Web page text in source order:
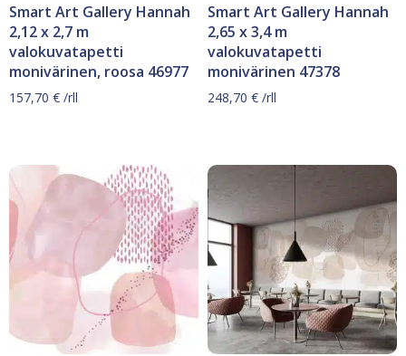
Smart Art Gallery Hannah
2,12 x 2,7 m
valokuvatapetti
monivärinen, roosa 46977
157,70 € /rll
Smart Art Gallery Hannah
2,65 x 3,4 m
valokuvatapetti
monivärinen 47378
248,70 € /rll